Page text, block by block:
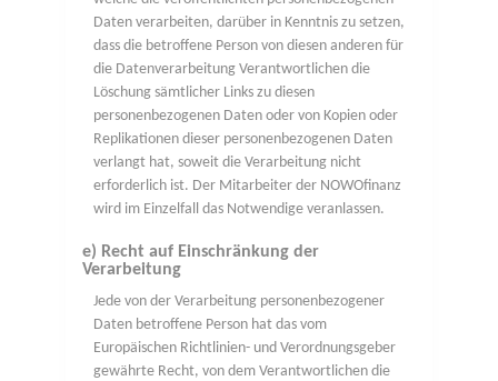
Daten verarbeiten, darüber in Kenntnis zu setzen,
dass die betroffene Person von diesen anderen für
die Datenverarbeitung Verantwortlichen die
Löschung sämtlicher Links zu diesen
personenbezogenen Daten oder von Kopien oder
Replikationen dieser personenbezogenen Daten
verlangt hat, soweit die Verarbeitung nicht
erforderlich ist. Der Mitarbeiter der NOWOfinanz
wird im Einzelfall das Notwendige veranlassen.
e) Recht auf Einschränkung der
Verarbeitung
Jede von der Verarbeitung personenbezogener
Daten betroffene Person hat das vom
Europäischen Richtlinien- und Verordnungsgeber
gewährte Recht, von dem Verantwortlichen die